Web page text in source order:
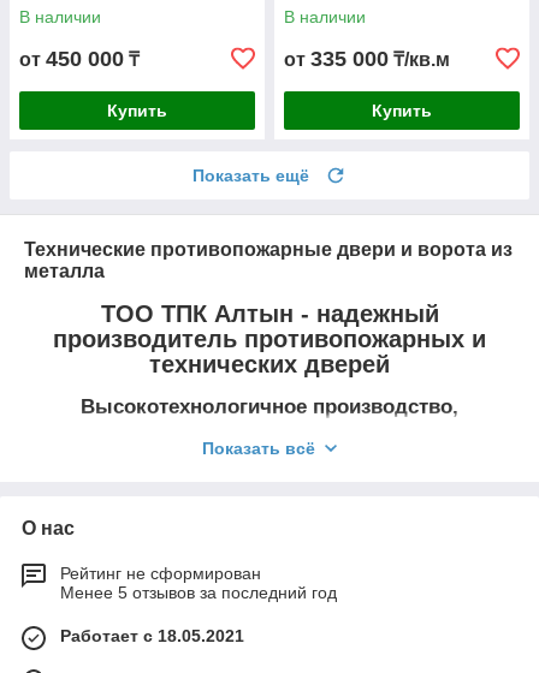
В наличии
от 450 000 ₸
Купить
В наличии
от 335 000 ₸/кв.м
Купить
Показать ещё
Технические противопожарные двери и ворота из
металла
ТОО ТПК Алтын - надежный
производитель противопожарных и
технических дверей
Высокотехнологичное производство,
условия
эксплуатации
различных
объектов,
требуется
Показать всё
О нас
Рейтинг не сформирован
Менее 5 отзывов за последний год
Работает с 18.05.2021